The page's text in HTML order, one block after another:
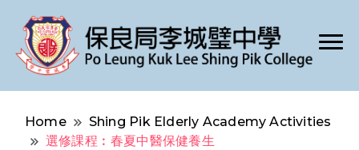
Po Leung Kuk Lee Shing Pik College
Home
Shing Pik Elderly Academy Activities
選修課程︰春夏中醫保健養生